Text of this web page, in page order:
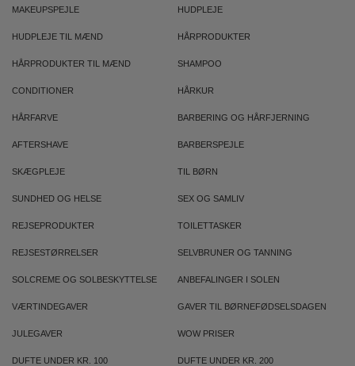
MAKEUPSPEJLE HUDPLEJE
HUDPLEJE TIL MÆND HÅRPRODUKTER
HÅRPRODUKTER TIL MÆND SHAMPOO
CONDITIONER HÅRKUR
HÅRFARVE BARBERING OG HÅRFJERNING
AFTERSHAVE BARBERSPEJLE
SKÆGPLEJE TIL BØRN
SUNDHED OG HELSE SEX OG SAMLIV
REJSEPRODUKTER TOILETTASKER
REJSESTØRRELSER SELVBRUNER OG TANNING
SOLCREME OG SOLBESKYTTELSE ANBEFALINGER I SOLEN
VÆRTINDEGAVER GAVER TIL BØRNEFØDSELSDAGEN
JULEGAVER WOW PRISER
DUFTE UNDER KR. 100 DUFTE UNDER KR. 200